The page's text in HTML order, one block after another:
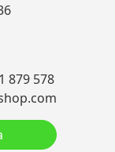
879 578